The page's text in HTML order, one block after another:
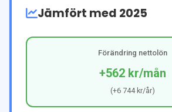
Jämfört med 2025
Förändring nettolön
+562 kr/mån
(+6 744 kr/år)